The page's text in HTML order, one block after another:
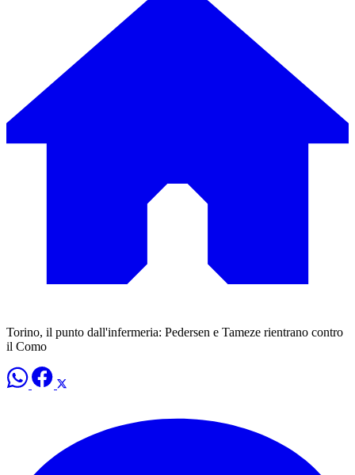
Torino, il punto dall'infermeria: Pedersen e Tameze rientrano contro
il Como